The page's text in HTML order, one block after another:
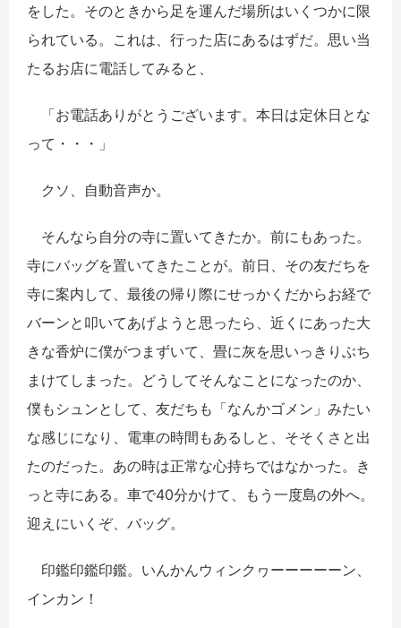
をした。そのときから足を運んだ場所はいくつかに限
られている。これは、行った店にあるはずだ。思い当
たるお店に電話してみると、
「お電話ありがとうございます。本日は定休日とな
って・・・」
クソ、自動音声か。
そんなら自分の寺に置いてきたか。前にもあった。
寺にバッグを置いてきたことが。前日、その友だちを
寺に案内して、最後の帰り際にせっかくだからお経で
バーンと叩いてあげようと思ったら、近くにあった大
きな香炉に僕がつまずいて、畳に灰を思いっきりぶち
まけてしまった。どうしてそんなことになったのか、
僕もシュンとして、友だちも「なんかゴメン」みたい
な感じになり、電車の時間もあるしと、そそくさと出
たのだった。あの時は正常な心持ちではなかった。き
っと寺にある。車で40分かけて、もう一度島の外へ。
迎えにいくぞ、バッグ。
印鑑印鑑印鑑。いんかんウィンクヮーーーーーン、
インカン！